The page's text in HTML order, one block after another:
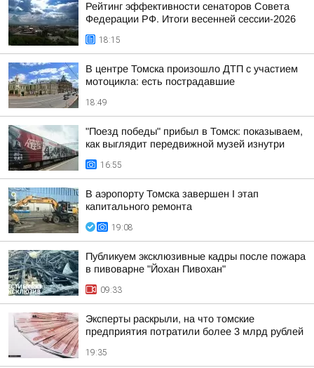
Рейтинг эффективности сенаторов Совета
Федерации РФ. Итоги весенней сессии-2026
18:15
В центре Томска произошло ДТП с участием
мотоцикла: есть пострадавшие
18:49
"Поезд победы" прибыл в Томск: показываем,
как выглядит передвижной музей изнутри
16:55
В аэропорту Томска завершен I этап
капитального ремонта
19:08
Публикуем эксклюзивные кадры после пожара
в пивоварне "Йохан Пивохан"
09:33
Эксперты раскрыли, на что томские
предприятия потратили более 3 млрд рублей
19:35